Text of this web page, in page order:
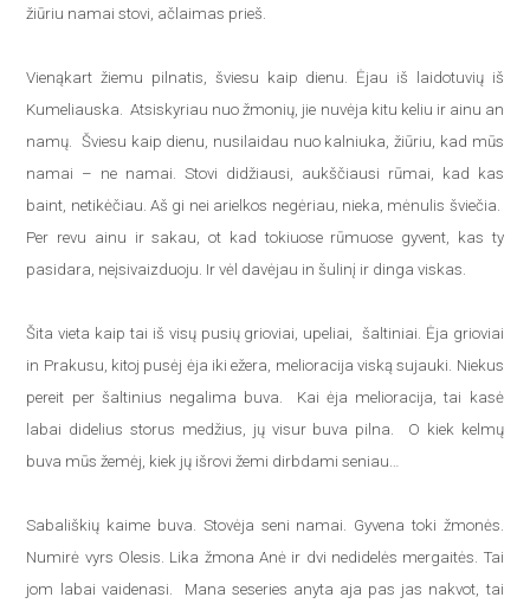
žiūriu namai stovi, ačlaimas prieš.
Vienąkart žiemu pilnatis, šviesu kaip dienu. Ėjau iš laidotuvių iš
Kumeliauska. Atsiskyriau nuo žmonių, jie nuvėja kitu keliu ir ainu an
namų. Šviesu kaip dienu, nusilaidau nuo kalniuka, žiūriu, kad mūs
namai – ne namai. Stovi didžiausi, aukščiausi rūmai, kad kas
baint, netikėčiau. Aš gi nei arielkos negėriau, nieka, mėnulis šviečia.
Per revu ainu ir sakau, ot kad tokiuose rūmuose gyvent, kas ty
pasidara, neįsivaizduoju. Ir vėl davėjau in šulinį ir dinga viskas.
Šita vieta kaip tai iš visų pusių grioviai, upeliai, šaltiniai. Ėja grioviai
in Prakusu, kitoj pusėj ėja iki ežera, melioracija viską sujauki. Niekus
pereit per šaltinius negalima buva. Kai ėja melioracija, tai kasė
labai didelius storus medžius, jų visur buva pilna. O kiek kelmų
buva mūs žemėj, kiek jų išrovi žemi dirbdami seniau…
Sabališkių kaime buva. Stovėja seni namai. Gyvena toki žmonės.
Numirė vyrs Olesis. Lika žmona Anė ir dvi nedidelės mergaitės. Tai
jom labai vaidenasi. Mana seseries anyta aja pas jas nakvot, tai